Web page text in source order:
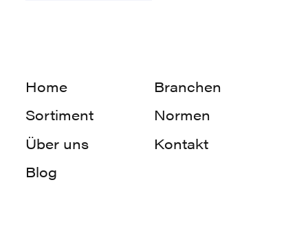
Home
Home
Branchen
Branchen
Sortiment
Sortiment
Normen
Normen
Über uns
Über uns
Kontakt
Blog